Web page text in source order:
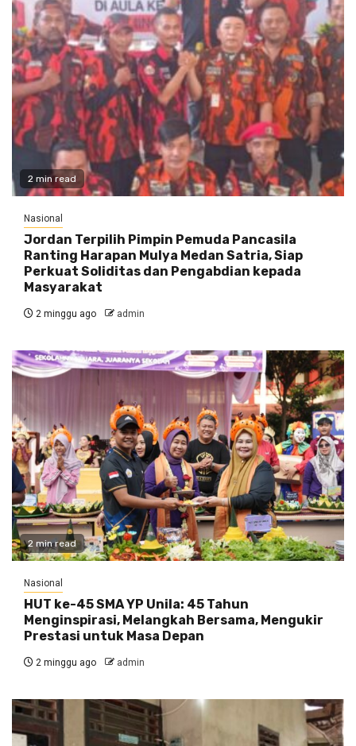
2 min read
Nasional
Jordan Terpilih Pimpin Pemuda Pancasila
Ranting Harapan Mulya Medan Satria, Siap
Perkuat Soliditas dan Pengabdian kepada
Masyarakat
2 minggu ago admin
2 min read
Nasional
HUT ke-45 SMA YP Unila: 45 Tahun
Menginspirasi, Melangkah Bersama, Mengukir
Prestasi untuk Masa Depan
2 minggu ago admin